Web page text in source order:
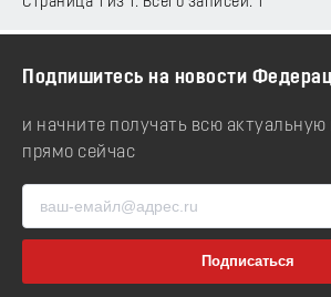
Подпишитесь на новости
и начните получать всю
прямо сейчас